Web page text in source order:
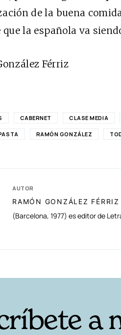
de la buena
que la española va
Férriz
CABERNET CLASE MEDIA
RAMÓN GONZÁLEZ
AUTOR
RAMÓN GONZÁLEZ FÉRRIZ
(Barcelona, 1977) es editor de
a